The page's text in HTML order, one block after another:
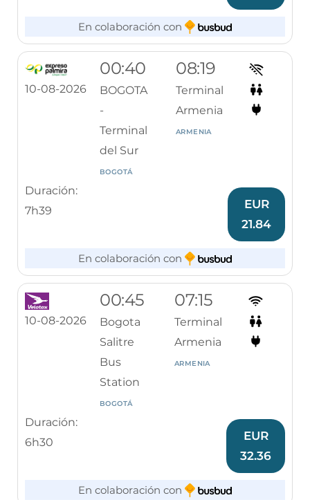
En colaboración con
10-08-2026
00:40
BOGOTA
-
Terminal
del Sur
BOGOTÁ
08:19
Terminal
Armenia
ARMENIA
Duración:
7h39
EUR
21.84
En colaboración con
10-08-2026
00:45
Bogota
Salitre
Bus
Station
BOGOTÁ
07:15
Terminal
Armenia
ARMENIA
Duración:
6h30
EUR
32.36
En colaboración con